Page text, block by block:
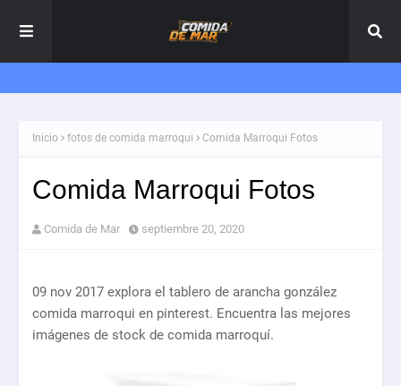
Inicio fotos de comida marroqui Comida Marroqui Fotos
Comida Marroqui Fotos
Comida de Mar septiembre 20, 2020
09 nov 2017 explora el tablero de arancha gonzález
comida marroqui en pinterest. Encuentra las mejores
imágenes de stock de comida marroquí.